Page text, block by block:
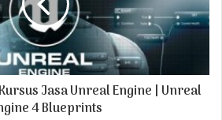
Jasa Unreal Engine | Unreal
4 Blueprints